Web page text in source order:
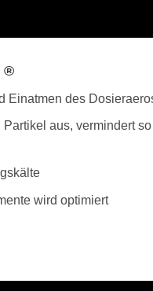
®
Einatmen des
aus, vermindert
wird optimiert